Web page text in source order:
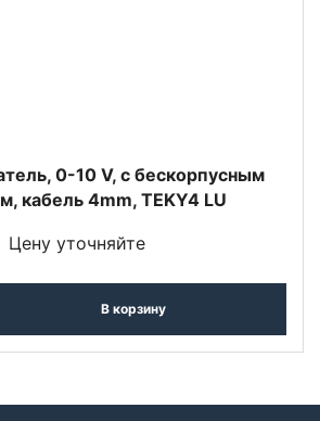
0-10 V, с бескорпусным
кабель 4mm, TEKY4 LU
Цену уточняйте
В корзину